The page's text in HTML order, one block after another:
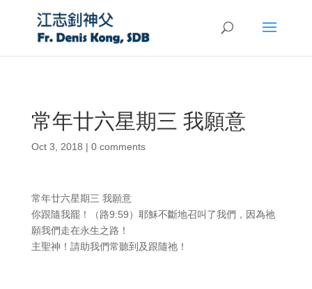
常年廿六星期三 我願意
Oct 3, 2018 | 0 comments
常年廿六星期三 我願意
你跟隨我罷！（路9:59）耶穌不斷地召叫了我們，因為祂
願我們走在永生之路！
主聖神！請助我們常聽到及跟隨祂！